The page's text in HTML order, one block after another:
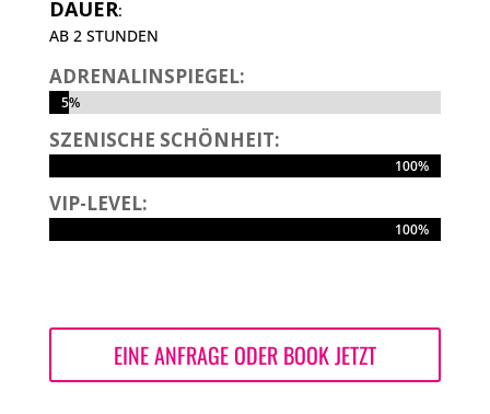
DAUER:
AB 2 STUNDEN
ADRENALINSPIEGEL:
5%
5%
SZENISCHE SCHÖNHEIT:
100%
100%
VIP-LEVEL:
100%
100%
EINE ANFRAGE ODER BOOK JETZT